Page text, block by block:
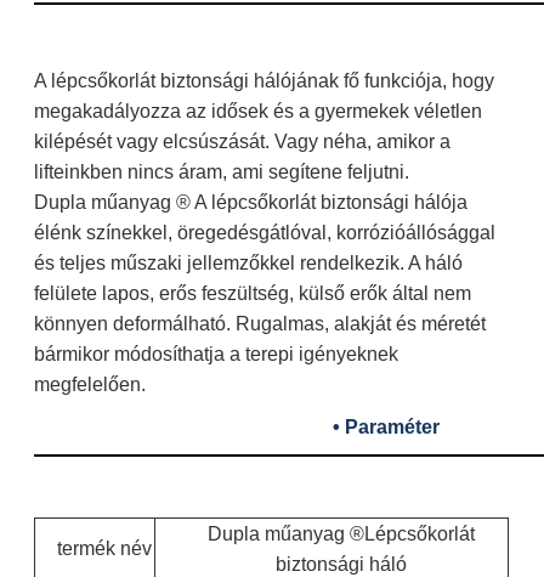
A lépcsőkorlát biztonsági hálójának fő funkciója, hogy
megakadályozza az idősek és a gyermekek véletlen
kilépését vagy elcsúszását. Vagy néha, amikor a
lifteinkben nincs áram, ami segítene feljutni.
Dupla műanyag ® A lépcsőkorlát biztonsági hálója
élénk színekkel, öregedésgátlóval, korrózióállósággal
és teljes műszaki jellemzőkkel rendelkezik. A háló
felülete lapos, erős feszültség, külső erők által nem
könnyen deformálható. Rugalmas, alakját és méretét
bármikor módosíthatja a terepi igényeknek
megfelelően.
• Paraméter
termék név
Dupla műanyag ®Lépcsőkorlát
biztonsági háló